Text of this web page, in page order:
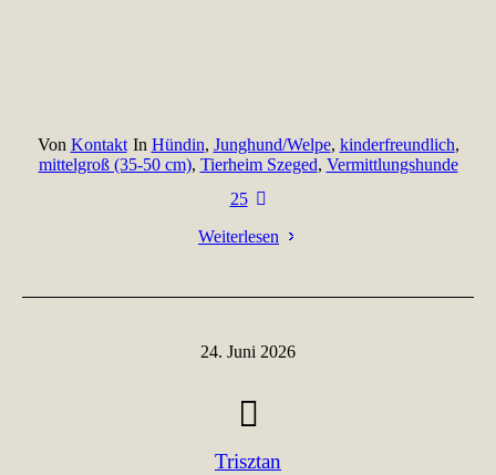
Von Kontakt In Hündin, Junghund/Welpe, kinderfreundlich,
mittelgroß (35-50 cm), Tierheim Szeged, Vermittlungshunde
25
Weiterlesen
24. Juni 2026
Trisztan